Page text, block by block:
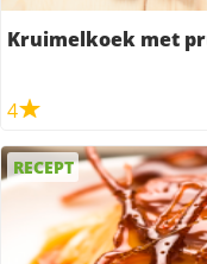
Kruimelkoek met
4
RECEPT